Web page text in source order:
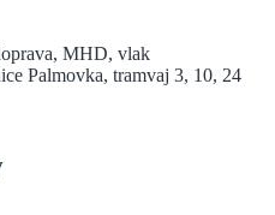
MHD, vlak
Palmovka, tramvaj 3, 10, 24